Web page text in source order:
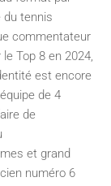
du tennis
commentateur
Top 8 en 2024,
est encore
de 4
de
et grand
numéro 6